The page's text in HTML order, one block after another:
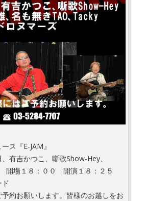
ス『E-JAM』
、有吉かつこ、噺歌Show-Hey、
場１８：００ 開演１８：２５
予約お願いします。皆様のお越しをお